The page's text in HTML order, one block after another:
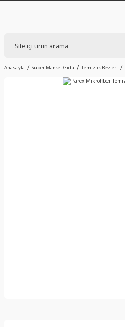
Anasayfa Süper Market Gıda Temizlik Bezleri